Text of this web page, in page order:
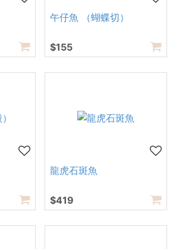
午仔魚 （蝴蝶切）
$155
龍虎石斑魚
$419